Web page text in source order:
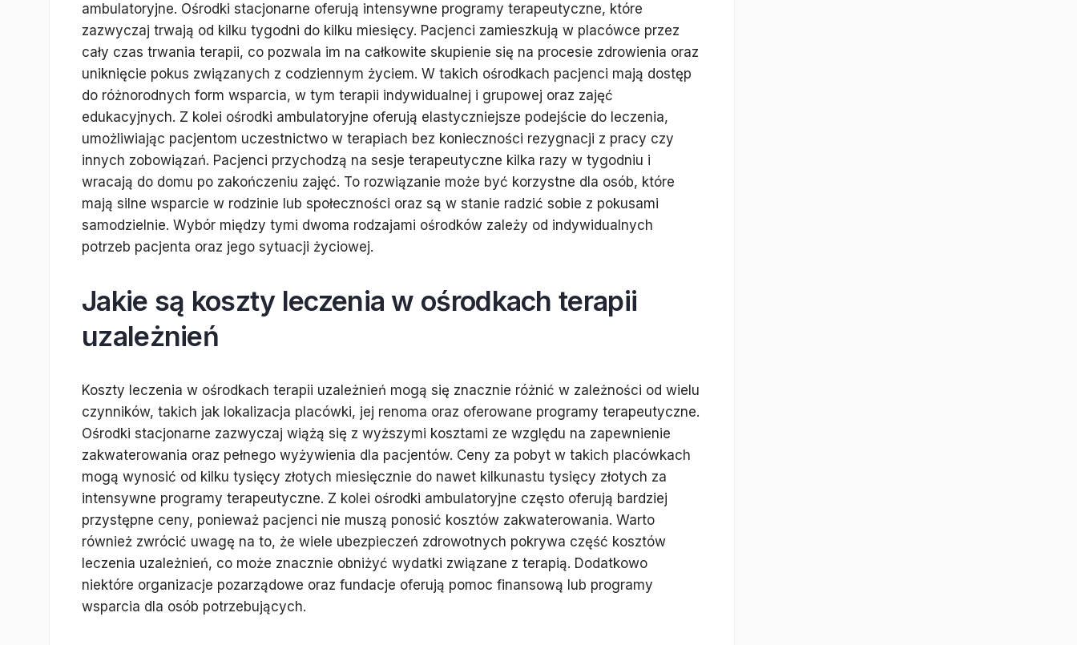
ambulatoryjne. Ośrodki stacjonarne oferują intensywne programy terapeutyczne, które
zazwyczaj trwają od kilku tygodni do kilku miesięcy. Pacjenci zamieszkują w placówce przez
cały czas trwania terapii, co pozwala im na całkowite skupienie się na procesie zdrowienia oraz
uniknięcie pokus związanych z codziennym życiem. W takich ośrodkach pacjenci mają dostęp
do różnorodnych form wsparcia, w tym terapii indywidualnej i grupowej oraz zajęć
edukacyjnych. Z kolei ośrodki ambulatoryjne oferują elastyczniejsze podejście do leczenia,
umożliwiając pacjentom uczestnictwo w terapiach bez konieczności rezygnacji z pracy czy
innych zobowiązań. Pacjenci przychodzą na sesje terapeutyczne kilka razy w tygodniu i
wracają do domu po zakończeniu zajęć. To rozwiązanie może być korzystne dla osób, które
mają silne wsparcie w rodzinie lub społeczności oraz są w stanie radzić sobie z pokusami
samodzielnie. Wybór między tymi dwoma rodzajami ośrodków zależy od indywidualnych
potrzeb pacjenta oraz jego sytuacji życiowej.
Jakie są koszty leczenia w ośrodkach terapii
uzależnień
Koszty leczenia w ośrodkach terapii uzależnień mogą się znacznie różnić w zależności od wielu
czynników, takich jak lokalizacja placówki, jej renoma oraz oferowane programy terapeutyczne.
Ośrodki stacjonarne zazwyczaj wiążą się z wyższymi kosztami ze względu na zapewnienie
zakwaterowania oraz pełnego wyżywienia dla pacjentów. Ceny za pobyt w takich placówkach
mogą wynosić od kilku tysięcy złotych miesięcznie do nawet kilkunastu tysięcy złotych za
intensywne programy terapeutyczne. Z kolei ośrodki ambulatoryjne często oferują bardziej
przystępne ceny, ponieważ pacjenci nie muszą ponosić kosztów zakwaterowania. Warto
również zwrócić uwagę na to, że wiele ubezpieczeń zdrowotnych pokrywa część kosztów
leczenia uzależnień, co może znacznie obniżyć wydatki związane z terapią. Dodatkowo
niektóre organizacje pozarządowe oraz fundacje oferują pomoc finansową lub programy
wsparcia dla osób potrzebujących.